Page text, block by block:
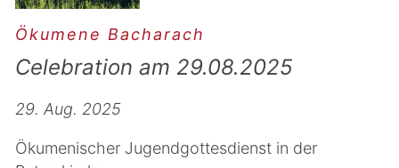
Ökumene Bacharach
Celebration am 29.08.2025
29. Aug. 2025
Ökumenischer Jugendgottesdienst in der